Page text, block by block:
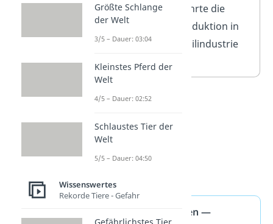
Company, führte die
Fließbandproduktion in
der Automobilindustrie
ein
Berühmte Personen —
Größte Schlange
der Welt
3/5 – Dauer: 03:04
Kleinstes Pferd der
Welt
4/5 – Dauer: 02:52
Schlaustes Tier der
Welt
5/5 – Dauer: 04:50
Wissenswertes
Rekorde Tiere - Gefahr
Gefährlichstes Tier